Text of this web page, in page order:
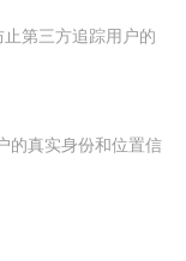
第三方追踪用户的
的真实身份和位置信